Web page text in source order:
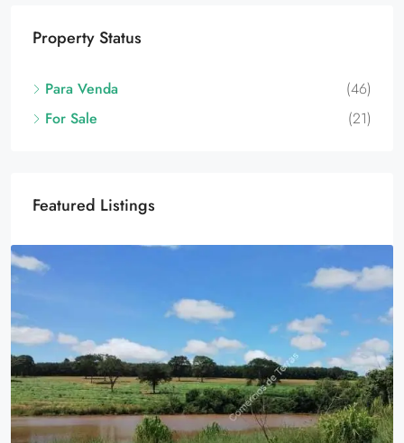
Property Status
Para Venda
(46)
For Sale
(21)
Featured Listings